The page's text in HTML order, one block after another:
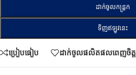
ដាក់ចូលកន្ត្រក
ទិញឥឡូវនេះ
ប្រៀបធៀប ដាក់ចូលផលិតផលពេញចិត្ត